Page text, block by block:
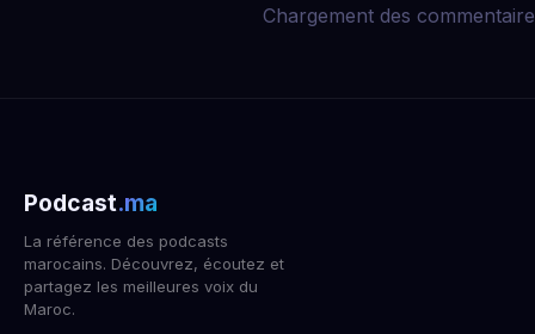
Chargement des
Podcast.ma
La référence des podcasts
marocains. Découvrez, écoutez et
partagez les meilleures voix du
Maroc.